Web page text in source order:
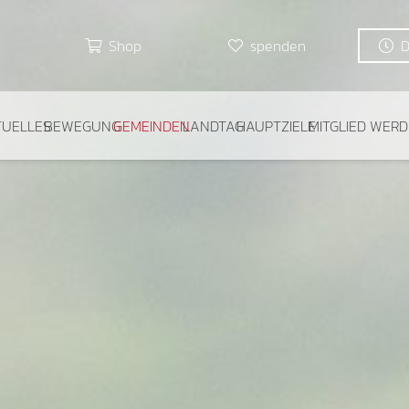
Shop spenden
BEWEGUNGGEMEINDENLANDTAGHAUPTZIELEMITGLIED